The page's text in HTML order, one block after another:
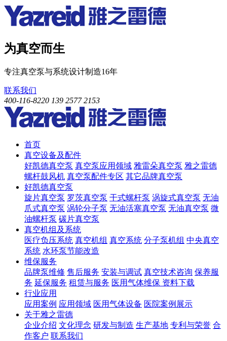
为真空而生
专注真空泵与系统设计制造16年
联系我们
400-116-8220 139 2577 2153
首页
真空设备及配件
好凯德真空泵 真空泵应用领域 雅雷朵真空泵 雅之雷德
螺杆鼓风机 真空泵配件专区 其它品牌真空泵
好凯德真空泵
旋片真空泵 罗茨真空泵 干式螺杆泵 涡旋式真空泵 无油
爪式真空泵 涡轮分子泵 无油活塞真空泵 无油真空泵 微
油螺杆泵 碳片真空泵
真空机组及系统
医疗负压系统 真空机组 真空系统 分子泵机组 中央真空
系统 水环泵节能改造
维保服务
品牌泵维修 售后服务 安装与调试 真空技术咨询 保养服
务 延保服务 租赁与服务 医用气体维保 资料下载
行业应用
应用案例 应用领域 医用气体设备 医院案例展示
关于雅之雷德
企业介绍 文化理念 研发与制造 生产基地 专利与荣誉 合
作客户 联系我们